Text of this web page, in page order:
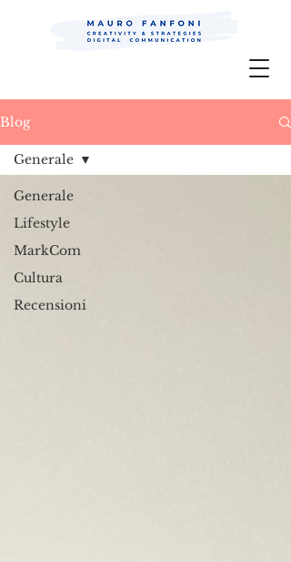
Mauro Fanfoni MarkCom; Editor;
Blog
Generale
Lifestyle
MarkCom
Cultura
Recensioni
Generale